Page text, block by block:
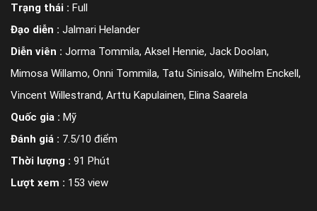
Trạng thái : Full
Đạo diễn : Jalmari Helander
Diễn viên : Jorma Tommila, Aksel Hennie, Jack Doolan,
Mimosa Willamo, Onni Tommila, Tatu Sinisalo, Wilhelm Enckell,
Vincent Willestrand, Arttu Kapulainen, Elina Saarela
Quốc gia : Mỹ
Đánh giá : 7.5/10 điểm
Thời lượng : 91 Phút
Lượt xem : 153 view